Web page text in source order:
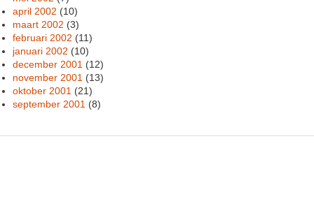
april 2002 (10)
maart 2002 (3)
februari 2002 (11)
januari 2002 (10)
december 2001 (12)
november 2001 (13)
oktober 2001 (21)
september 2001 (8)